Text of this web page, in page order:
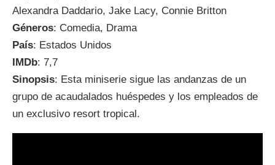
Alexandra Daddario, Jake Lacy, Connie Britton
Géneros: Comedia, Drama
País: Estados Unidos
IMDb: 7,7
Sinopsis: Esta miniserie sigue las andanzas de un
grupo de acaudalados huéspedes y los empleados de
un exclusivo resort tropical.